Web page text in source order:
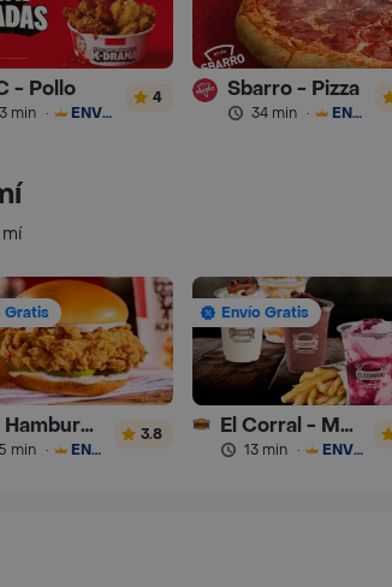
- Pollo
min · ENVÍO GRATIS
4 Sbarro - Pizza
34 min · ENVÍO GRATIS
Gratis
Kfc Hamburguesas
min · ENVÍO GRATIS
3.8
Envío Gratis
El Corral - Malteadas y Helados
13 min · ENVÍO GRATIS